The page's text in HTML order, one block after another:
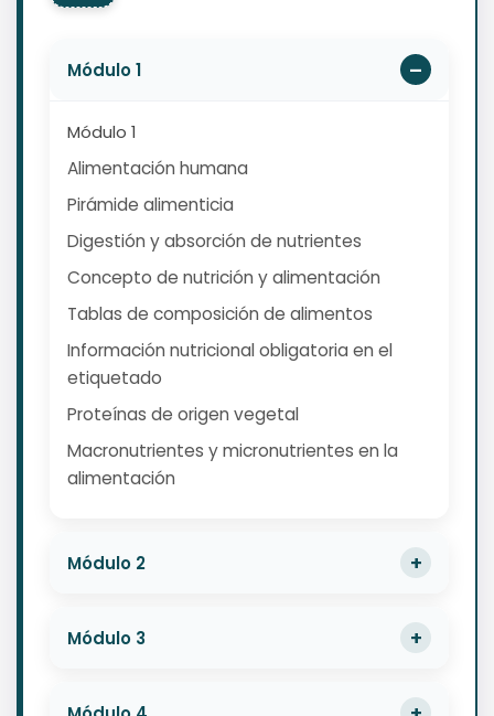
Módulo 1
Módulo 1
Alimentación humana
Pirámide alimenticia
Digestión y absorción de nutrientes
Concepto de nutrición y alimentación
Tablas de composición de alimentos
Información nutricional obligatoria en el
etiquetado
Proteínas de origen vegetal
Macronutrientes y micronutrientes en la
alimentación
Módulo 2
Módulo 3